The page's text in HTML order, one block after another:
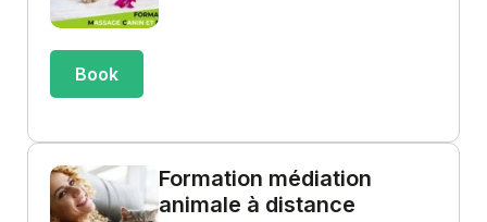
Book
Formation médiation
animale à distance